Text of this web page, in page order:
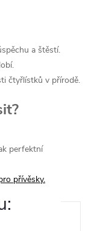
a štěstí.
čtyřlístků v přírodě.
perfektní
přívěsky.